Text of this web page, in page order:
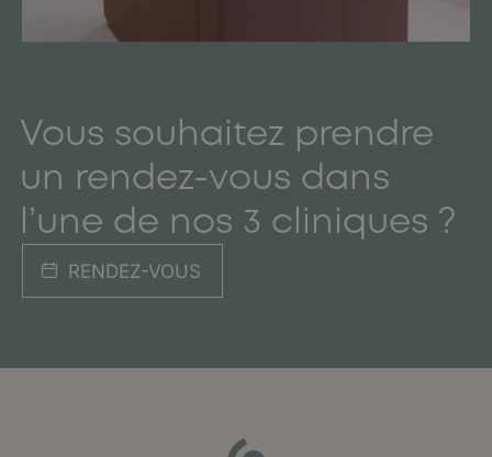
Vous souhaitez prendre
un rendez-vous dans
l’une de nos 3 cliniques ?
RENDEZ-VOUS